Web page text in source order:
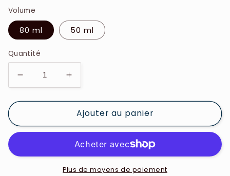
Volume
80 ml 50 ml
Quantité
Réduire
la
quantité
Azzaro
-
Girl
Augmenter
la
quantité
de
Azzaro
Wanted
Girl
-
Ajouter au panier
Plus de moyens de paiement